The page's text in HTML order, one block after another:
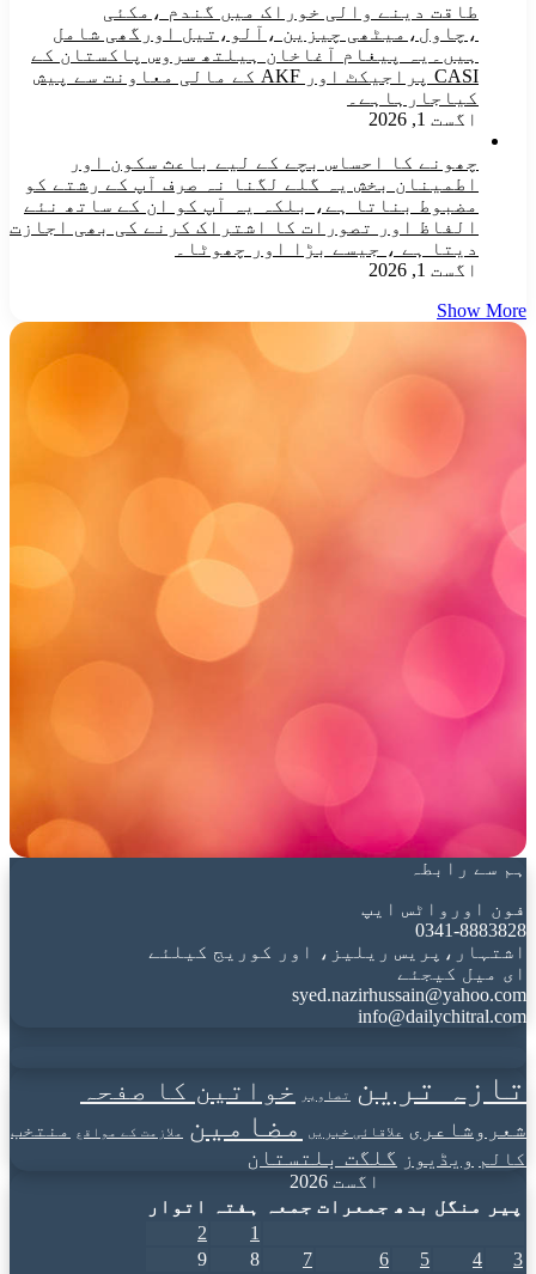
طاقت دینے والی خوراک میں گندم ،مکئی
،چاول،میٹھی چیزین ،آلو،تیل اورگھی شامل
ہیں۔یہ پیغام آغاخان ہیلتھ سروس پاکستان کے
CASI پراجیکٹ اور AKF کے مالی معاونت سے پیش
کیاجارہاہے۔
اگست 1, 2026
چھونے کا احساس بچے کے لیے باعث سکون اور
اطمینان بخش یہ گلے لگنا نہ صرف آپ کے رشتے کو
مضبوط بناتا ہے، بلکہ یہ آپ کو ان کے ساتھ نئے
الفاظ اور تصورات کا اشتراک کرنے کی بھی اجازت
دیتا ہے ، جیسے بڑا اور چھوٹا۔
اگست 1, 2026
Show More
ہم سے رابطہ
فون اورواٹس ایپ
0341-8883828
اشتہار،پریس ریلیز، اور کوریج کیلئے
ای میل کیجئے
syed.nazirhussain@yahoo.com
info@dailychitral.com
تازہ ترین تصاویر خواتین کا صفحہ
شعروشاعری علاقائی خبریں مضامین ملازمت کے مواقع
منتخب
کالم ویڈیوز گلگت بلتستان
اگست 2026
پیر
منگل بدھ جمعرات جمعہ ہفتہ
اتوار
1
2
3
4
5
6
7
8
9